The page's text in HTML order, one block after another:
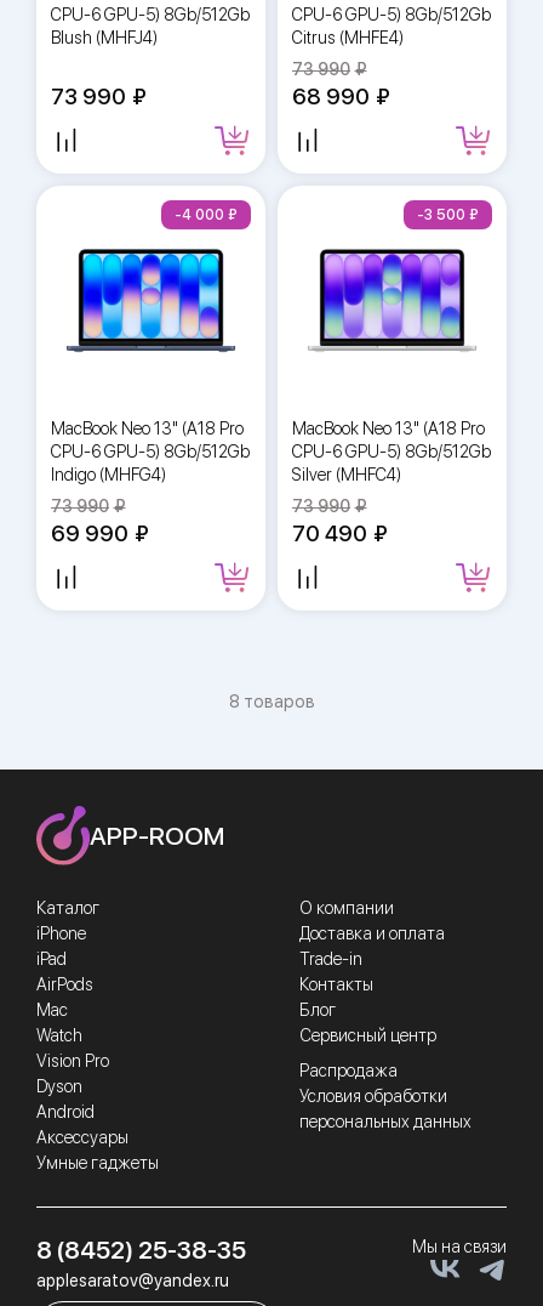
8 товаров
CPU-6 GPU-5) 8Gb/512Gb
Blush (MHFJ4)
73 990
CPU-6 GPU-5) 8Gb/512Gb
Citrus (MHFE4)
73 990
68 990
MacBook Neo 13" (A18 Pro
CPU-6 GPU-5) 8Gb/512Gb
Indigo (MHFG4)
73 990
69 990
-4 000
MacBook Neo 13" (A18 Pro
CPU-6 GPU-5) 8Gb/512Gb
Silver (MHFC4)
73 990
70 490
-3 500
Каталог
iPhone
iPad
AirPods
Mac
Watch
Vision Pro
Dyson
Android
Аксессуары
Умные гаджеты
О компании
Доставка и оплата
Trade-in
Контакты
Блог
Сервисный центр
Распродажа
Условия обработки
персональных данных
APP-ROOM
8 (8452) 25-38-35
applesaratov@yandex.ru
Мы на связи